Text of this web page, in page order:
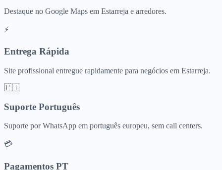
Destaque no Google Maps em Estarreja e arredores.
⚡
Entrega Rápida
Site profissional entregue rapidamente para negócios em Estarreja.
🇵🇹
Suporte Português
Suporte por WhatsApp em português europeu, sem call centers.
💳
Pagamentos PT